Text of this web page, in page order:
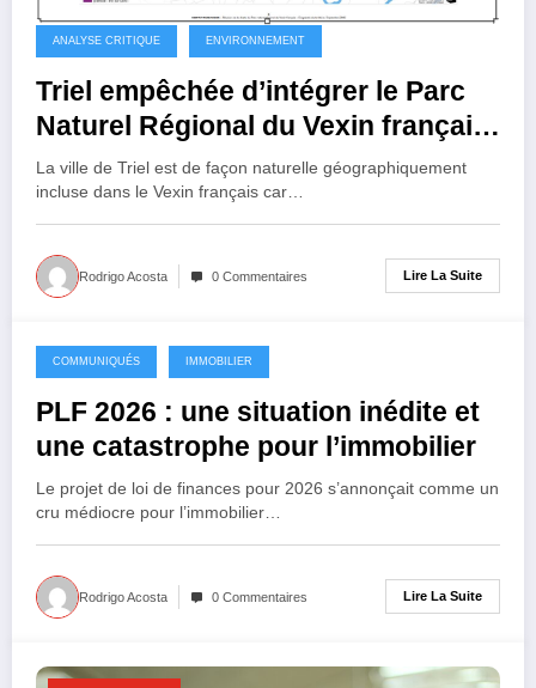
ANALYSE CRITIQUE ENVIRONNEMENT
Triel empêchée d’intégrer le Parc
Naturel Régional du Vexin français,
un énorme gâchis !
La ville de Triel est de façon naturelle géographiquement
incluse dans le Vexin français car…
Rodrigo Acosta 0 Commentaires Lire La Suite
5 décembre 2025
COMMUNIQUÉS IMMOBILIER
PLF 2026 : une situation inédite et
une catastrophe pour l’immobilier
Le projet de loi de finances pour 2026 s’annonçait comme un
cru médiocre pour l’immobilier…
Rodrigo Acosta 0 Commentaires Lire La Suite